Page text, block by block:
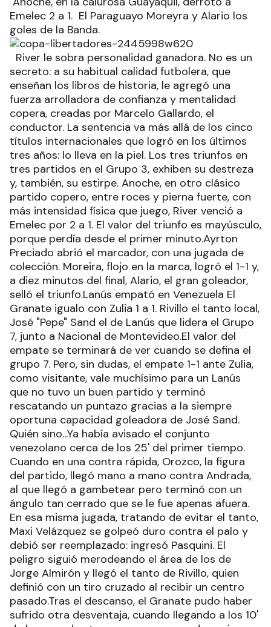
Emelec 2 a 1. El Paraguayo Moreyra y Alario los
goles de la Banda.
River le sobra personalidad ganadora. No es un
secreto: a su habitual calidad futbolera, que
enseñan los libros de historia, le agregó una
fuerza arrolladora de confianza y mentalidad
copera, creadas por Marcelo Gallardo, el
conductor. La sentencia va más allá de los cinco
títulos internacionales que logró en los últimos
tres años: lo lleva en la piel. Los tres triunfos en
tres partidos en el Grupo 3, exhiben su destreza
y, también, su estirpe. Anoche, en otro clásico
partido copero, entre roces y pierna fuerte, con
más intensidad física que juego, River venció a
Emelec por 2 a 1. El valor del triunfo es mayúsculo,
porque perdía desde el primer minuto.Ayrton
Preciado abrió el marcador, con una jugada de
colección. Moreira, flojo en la marca, logró el 1-1 y,
a diez minutos del final, Alario, el gran goleador,
selló el triunfo.Lanús empató en Venezuela El
Granate igualo con Zulia 1 a 1. Rivillo el tanto local,
José "Pepe" Sand el de Lanús que lidera el Grupo
7, junto a Nacional de Montevideo.El valor del
empate se terminará de ver cuando se defina el
grupo 7. Pero, sin dudas, el empate 1-1 ante Zulia,
como visitante, vale muchísimo para un Lanús
que no tuvo un buen partido y terminó
rescatando un puntazo gracias a la siempre
oportuna capacidad goleadora de José Sand.
Quién sino...Ya había avisado el conjunto
venezolano cerca de los 25' del primer tiempo.
Cuando en una contra rápida, Orozco, la figura
del partido, llegó mano a mano contra Andrada,
al que llegó a gambetear pero terminó con un
ángulo tan cerrado que se le fue apenas afuera.
En esa misma jugada, tratando de evitar el tanto,
Maxi Velázquez se golpeó duro contra el palo y
debió ser reemplazado: ingresó Pasquini. El
peligro siguió merodeando el área de los de
Jorge Almirón y llegó el tanto de Rivillo, quien
definió con un tiro cruzado al recibir un centro
pasado.Tras el descanso, el Granate pudo haber
sufrido otra desventaja, cuando llegando a los 10'